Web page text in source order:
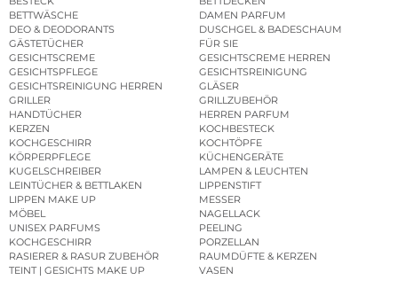
BETTWÄSCHE
DAMEN PARFUM
DEO & DEODORANTS
DUSCHGEL & BADESCHAUM
GÄSTETÜCHER
FÜR SIE
GESICHTSCREME
GESICHTSCREME HERREN
GESICHTSPFLEGE
GESICHTSREINIGUNG
GESICHTSREINIGUNG HERREN
GLÄSER
GRILLER
GRILLZUBEHÖR
HANDTÜCHER
HERREN PARFUM
KERZEN
KOCHBESTECK
KOCHGESCHIRR
KOCHTÖPFE
KÖRPERPFLEGE
KÜCHENGERÄTE
KUGELSCHREIBER
LAMPEN & LEUCHTEN
LEINTÜCHER & BETTLAKEN
LIPPENSTIFT
LIPPEN MAKE UP
MESSER
MÖBEL
NAGELLACK
UNISEX PARFUMS
PEELING
KOCHGESCHIRR
PORZELLAN
RASIERER & RASUR ZUBEHÖR
RAUMDÜFTE & KERZEN
TEINT | GESICHTS MAKE UP
VASEN